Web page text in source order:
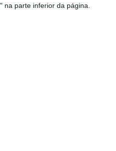
na parte inferior da página.
Temos de proteger